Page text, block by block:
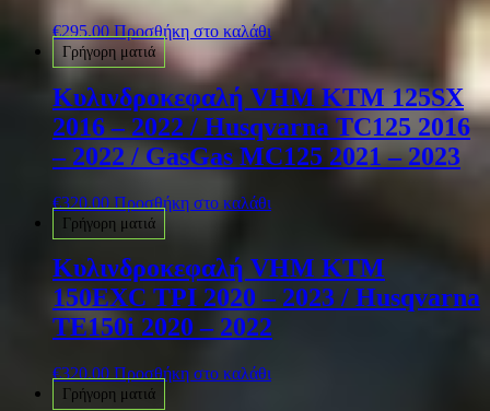
€295.00 Προσθήκη στο καλάθι
Γρήγορη ματιά
Κυλινδροκεφαλή VHM KTM 125SX
2016 – 2022 / Husqvarna TC125 2016
– 2022 / GasGas MC125 2021 – 2023
€320.00 Προσθήκη στο καλάθι
Γρήγορη ματιά
Κυλινδροκεφαλή VHM KTM
150EXC TPI 2020 – 2023 / Husqvarna
TE150i 2020 – 2022
€320.00 Προσθήκη στο καλάθι
Γρήγορη ματιά